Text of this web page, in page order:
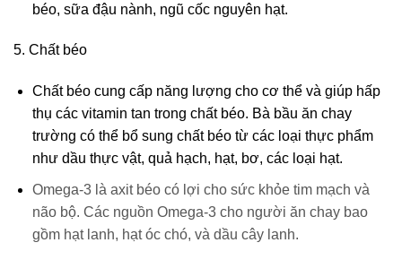
béo, sữa đậu nành, ngũ cốc nguyên hạt.
5. Chất béo
Chất béo cung cấp năng lượng cho cơ thể và giúp hấp
thụ các vitamin tan trong chất béo. Bà bầu ăn chay
trường có thể bổ sung chất béo từ các loại thực phẩm
như dầu thực vật, quả hạch, hạt, bơ, các loại hạt.
Omega-3 là axit béo có lợi cho sức khỏe tim mạch và
não bộ. Các nguồn Omega-3 cho người ăn chay bao
gồm hạt lanh, hạt óc chó, và dầu cây lanh.